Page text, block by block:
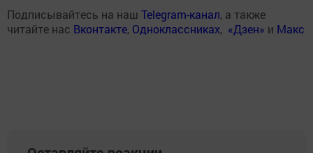
Подписывайтесь на наш Telegram-канал, а также
читайте нас Вконтакте, Одноклассниках, «Дзен» и Макс